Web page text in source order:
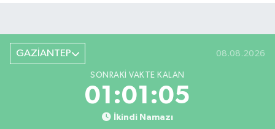
GAZİANTEP 08.08.2026
SONRAKI VAKTE KALAN
01:01:05
İkindi Namazı